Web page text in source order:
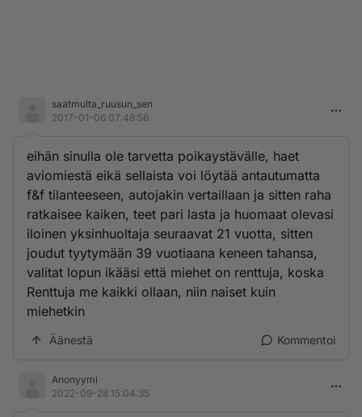
saatmulta_ruusun_sen
2017-01-06 07:48:56
eihän sinulla ole tarvetta poikaystävälle, haet
aviomiestä eikä sellaista voi löytää antautumatta
f&f tilanteeseen, autojakin vertaillaan ja sitten raha
ratkaisee kaiken, teet pari lasta ja huomaat olevasi
iloinen yksinhuoltaja seuraavat 21 vuotta, sitten
joudut tyytymään 39 vuotiaana keneen tahansa,
valitat lopun ikääsi että miehet on renttuja, koska
Renttuja me kaikki ollaan, niin naiset kuin
miehetkin
Äänestä Kommentoi
Anonyymi
2022-09-28 15:04:35